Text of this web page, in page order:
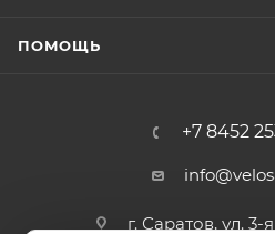
ПОМОЩЬ
+7 8452
г. Саратов, ул. 3-